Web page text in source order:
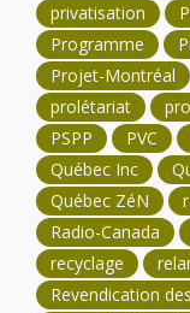
privatisation
Programme
Projet-Montréal
prolétariat
PSPP
PVC
Québec Inc
Québec ZéN
Radio-Canada
recyclage
Revendication